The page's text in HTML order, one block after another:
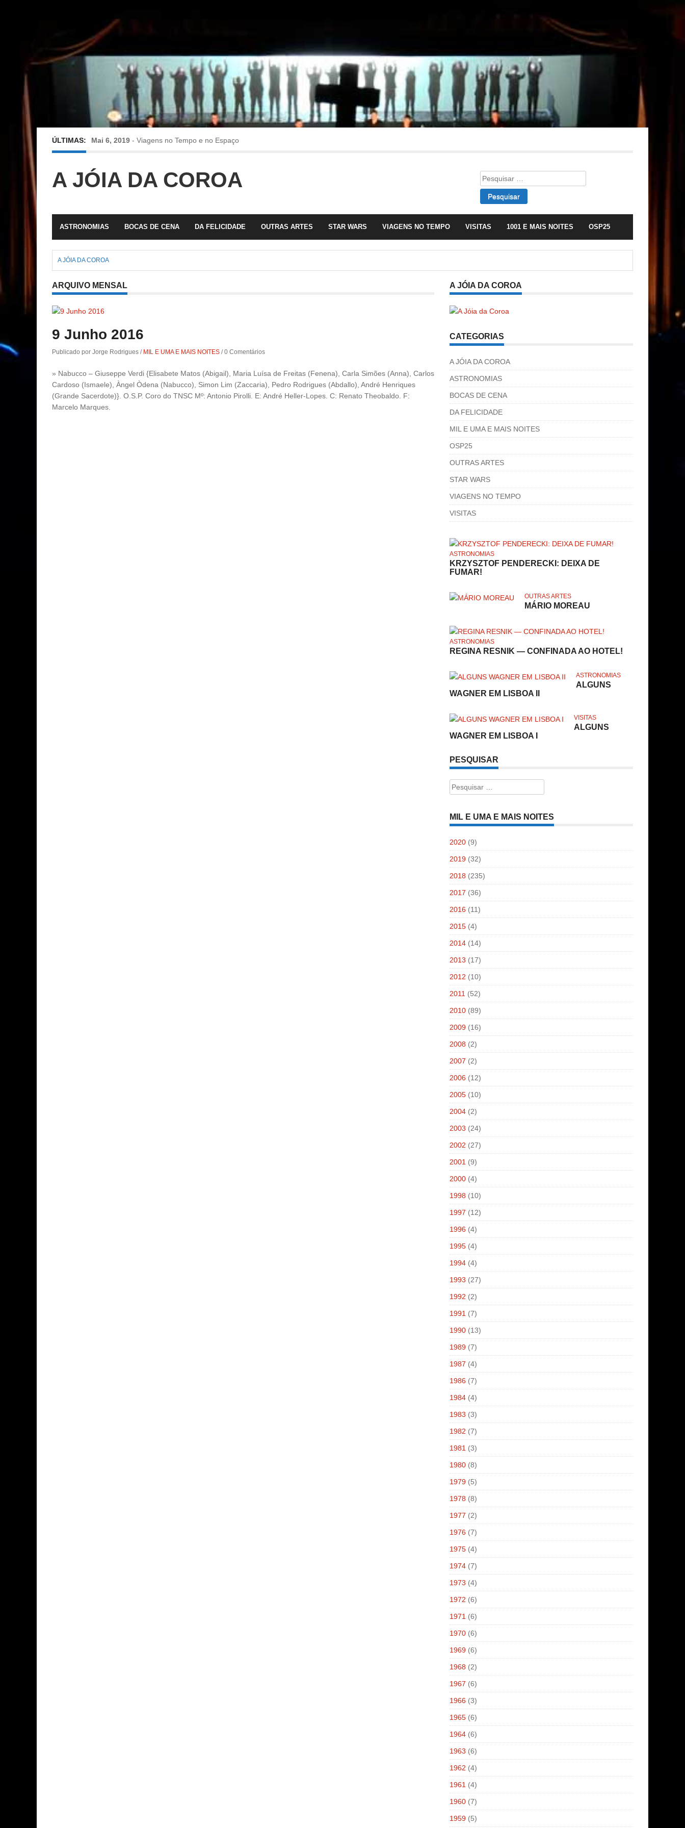
ÚLTIMAS: Mai 6, 2019 - Viagens no Tempo e no Espaço
Fev 22, 2019-Jorge Rodrigues conversa com Olga Roriz
A JÓIA DA COROA
Pesquisar
por:
ASTRONOMIAS BOCAS DE CENA DA FELICIDADE OUTRAS ARTES STAR WARS VIAGENS NO TEMPO VISITAS 1001 E MAIS NOITES OSP25
A JÓIA DA COROA
ARQUIVO MENSAL
9 Junho 2016
Publicado por Jorge Rodrigues / MIL E UMA E MAIS NOITES /0 Comentários
» Nabucco – Giuseppe Verdi {Elisabete Matos (Abigail), Maria Luísa de Freitas (Fenena), Carla Simões (Anna), Carlos
Cardoso (Ismaele), Àngel Òdena (Nabucco), Simon Lim (Zaccaria), Pedro Rodrigues (Abdallo), André Henriques
(Grande Sacerdote)}. O.S.P. Coro do TNSC Mº: Antonio Pirolli. E: André Heller-Lopes. C: Renato Theobaldo. F:
Marcelo Marques.
A JÓIA DA COROA
CATEGORIAS
A JÓIA DA COROA
ASTRONOMIAS
BOCAS DE CENA
DA FELICIDADE
MIL E UMA E MAIS NOITES
OSP25
OUTRAS ARTES
STAR WARS
VIAGENS NO TEMPO
VISITAS
ASTRONOMIAS
KRZYSZTOF PENDERECKI: DEIXA DE
FUMAR!
OUTRAS ARTES
MÁRIO MOREAU
ASTRONOMIAS
REGINA RESNIK — CONFINADA AO HOTEL!
ASTRONOMIAS
ALGUNS
WAGNER EM LISBOA II
VISITAS
ALGUNS
WAGNER EM LISBOA I
PESQUISAR
Pesquisar
por:
MIL E UMA E MAIS NOITES
2020 (9)
2019 (32)
2018 (235)
2017 (36)
2016 (11)
2015 (4)
2014 (14)
2013 (17)
2012 (10)
2011 (52)
2010 (89)
2009 (16)
2008 (2)
2007 (2)
2006 (12)
2005 (10)
2004 (2)
2003 (24)
2002 (27)
2001 (9)
2000 (4)
1998 (10)
1997 (12)
1996 (4)
1995 (4)
1994 (4)
1993 (27)
1992 (2)
1991 (7)
1990 (13)
1989 (7)
1987 (4)
1986 (7)
1984 (4)
1983 (3)
1982 (7)
1981 (3)
1980 (8)
1979 (5)
1978 (8)
1977 (2)
1976 (7)
1975 (4)
1974 (7)
1973 (4)
1972 (6)
1971 (6)
1970 (6)
1969 (6)
1968 (2)
1967 (6)
1966 (3)
1965 (6)
1964 (6)
1963 (6)
1962 (4)
1961 (4)
1960 (7)
1959 (5)